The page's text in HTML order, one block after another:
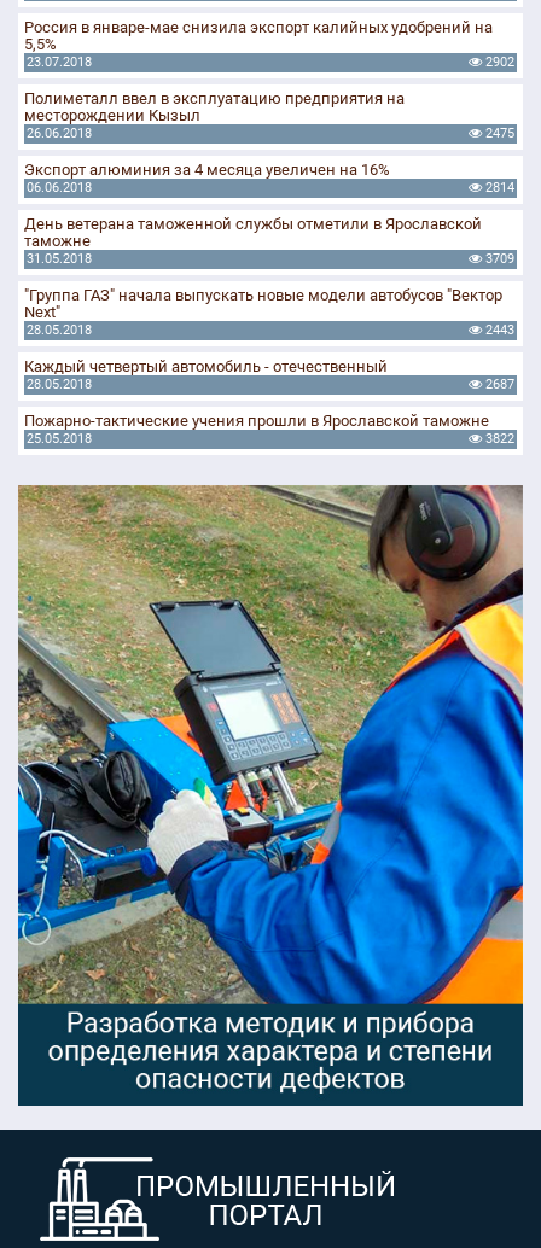
Россия в январе-мае снизила экспорт калийных удобрений на
5,5%
23.07.2018 2902
Полиметалл ввел в эксплуатацию предприятия на
месторождении Кызыл
26.06.2018 2475
Экспорт алюминия за 4 месяца увеличен на 16%
06.06.2018 2814
День ветерана таможенной службы отметили в Ярославской
таможне
31.05.2018 3709
"Группа ГАЗ" начала выпускать новые модели автобусов "Вектор
Next"
28.05.2018 2443
Каждый четвертый автомобиль - отечественный
28.05.2018 2687
Пожарно-тактические учения прошли в Ярославской таможне
25.05.2018 3822